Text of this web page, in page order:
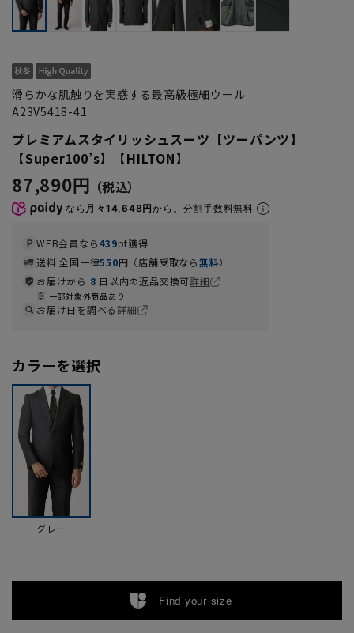
滑らかな肌触りを実感する最高級極細ウール
A23V5418-41
プレミアムスタイリッシュスーツ【ツーパンツ】
【Super100’s】【HILTON】
87,890円
なら 月々14,648円から。分割手数料無料
WEB会員なら439pt獲得
送料 全国一律550円（店舗受取なら無料）
お届けから 8 日以内の返品交換可詳細
一部対象外商品あり
お届け日を調べる詳細
カラーを選択
グレー
Find your size